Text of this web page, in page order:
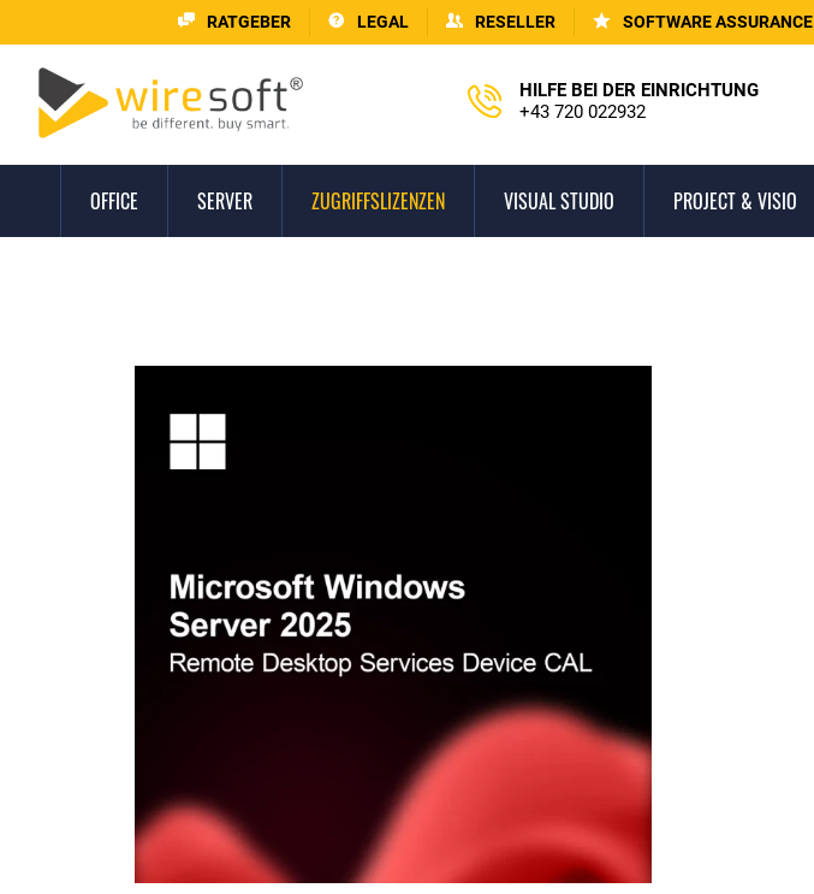
RATGEBER LEGAL RESELLER SOFTWARE ASSURANCE
HILFE BEI DER EINRICHTUNG
+43 720 022932
OFFICE SERVER ZUGRIFFSLIZENZEN VISUAL STUDIO PROJECT & VISIO